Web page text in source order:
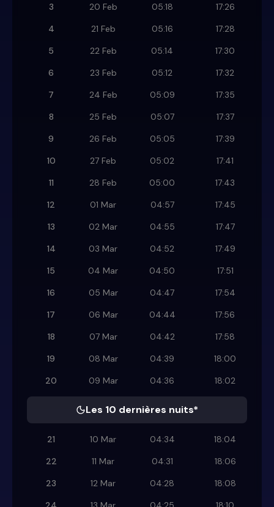
3
20 Feb 05:18
17:26
4
21 Feb 05:16
17:28
5
22 Feb 05:14
17:30
6
23 Feb 05:12
17:32
7
24 Feb 05:09
17:35
8
25 Feb 05:07
17:37
9
26 Feb 05:05
17:39
10
27 Feb 05:02
17:41
11
28 Feb 05:00
17:43
12
01 Mar 04:57
17:45
13
02 Mar 04:55
17:47
14
03 Mar 04:52
17:49
15
04 Mar 04:50
17:51
16
05 Mar 04:47
17:54
17
06 Mar 04:44
17:56
18
07 Mar 04:42
17:58
19
08 Mar 04:39
18:00
20
09 Mar 04:36 18:02
Les 10 dernières nuits*
21 10 Mar 04:34
18:04
22
11 Mar 04:31
18:06
23
12 Mar 04:28
18:08